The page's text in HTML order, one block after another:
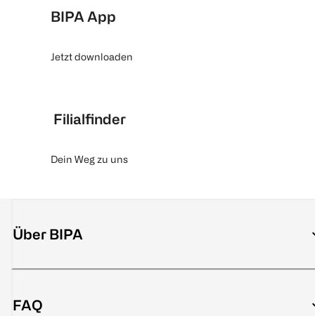
BIPA App
Jetzt downloaden
Filialfinder
Dein Weg zu uns
Über BIPA
FAQ